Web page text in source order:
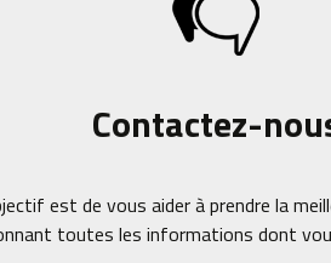
Contactez-
est de vous aider à prendre la
toutes les informations dont